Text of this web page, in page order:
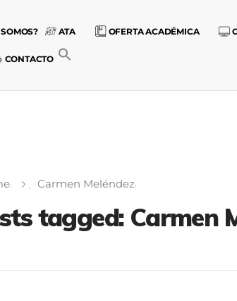
ATA OFERTA ACADÉMICA
CONTACTO
Carmen Meléndez
tagged: Carmen